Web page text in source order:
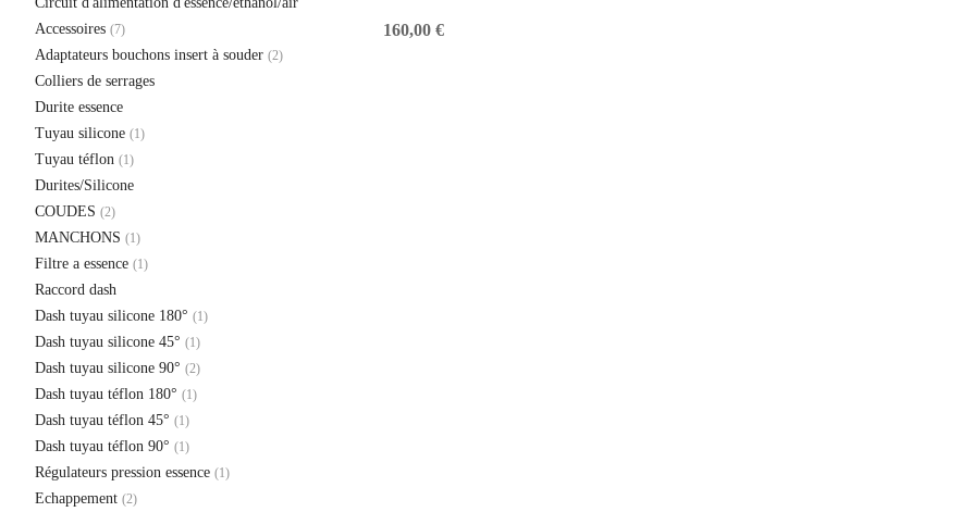
Accessoires (7)
Adaptateurs bouchons insert à souder (2)
Colliers de serrages
Durite essence
Tuyau silicone (1)
Tuyau téflon (1)
Durites/Silicone
COUDES (2)
MANCHONS (1)
Filtre a essence (1)
Raccord dash
Dash tuyau silicone 180° (1)
Dash tuyau silicone 45° (1)
Dash tuyau silicone 90° (2)
Dash tuyau téflon 180° (1)
Dash tuyau téflon 45° (1)
Dash tuyau téflon 90° (1)
Régulateurs pression essence (1)
Echappement (2)
160,00 €